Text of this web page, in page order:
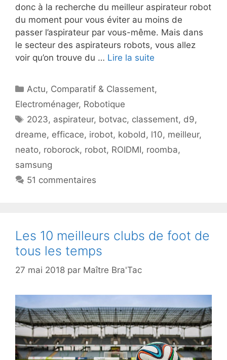
donc à la recherche du meilleur aspirateur robot
du moment pour vous éviter au moins de
passer l’aspirateur par vous-même. Mais dans
le secteur des aspirateurs robots, vous allez
voir qu’on trouve du … Lire la suite
Catégories
Actu, Comparatif & Classement,
Electroménager, Robotique
Étiquettes
2023, aspirateur, botvac, classement, d9,
dreame, efficace, irobot, kobold , l10, meilleur,
neato, roborock, robot, ROIDMI, roomba,
samsung
51 commentaires
Les 10 meilleurs clubs de foot de
tous les temps
27 mai 2018 par Maître Bra'Tac